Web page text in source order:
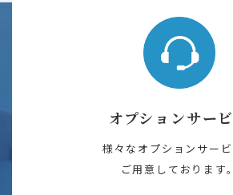
オプションサー
様々なオプションサー
ご用意しております。